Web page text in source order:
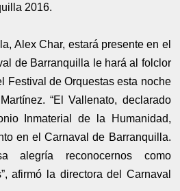
2016.
Alex Char, estará presente en el
de Barranquilla le hará al folclor
Festival de Orquestas esta noche
“El Vallenato, declarado
Inmaterial de la Humanidad,
en el Carnaval de Barranquilla.
alegría reconocernos como
afirmó la directora del Carnaval